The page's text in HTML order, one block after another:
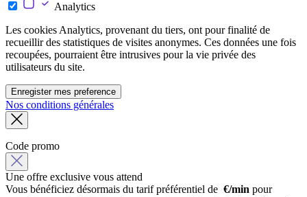
Analytics
Les cookies Analytics, provenant du tiers, ont pour finalité de
recueillir des statistiques de visites anonymes. Ces données une fois
recoupées, pourraient être intrusives pour la vie privée des
utilisateurs du site.
Enregister mes preference
Nos conditions générales
Code promo
Une offre exclusive vous attend
Vous bénéficiez désormais du tarif préférentiel de €/min pour